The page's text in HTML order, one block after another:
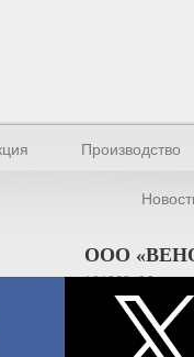
Производство
ООО
101000,
ИНН